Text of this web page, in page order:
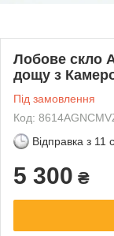
Лобове скло
дощу з
Під замовлення
Код:
Відправка з 11
5 300 ₴